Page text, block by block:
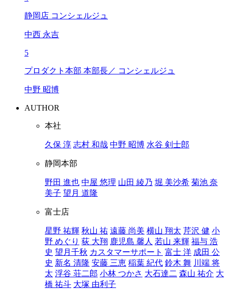
静岡店 コンシェルジュ
中西 永吉
5
プロダクト本部 本部長／ コンシェルジュ
中野 昭博
AUTHOR
本社
久保 淳 志村 和哉 中野 昭博 水谷 剣士郎
静岡本部
野田 進也 中屋 悠理 山田 綾乃 堀 美沙希 菊池 奈
美子 望月 道隆
富士店
星野 祐輝 秋山 祐 遠藤 尚美 横山 翔太 芹沢 健 小
野 めぐり 荻 大翔 鹿児島 馨人 若山 来輝 福与 浩
史 望月千秋 カスタマーサポート 富士 洋 成田 公
史 新名 清隆 安藤 三恵 稲葉 紀代 鈴木 舞 川端 将
太 浮谷 荘二郎 小林 つかさ 大石達二 森山 祐介 大
橋 祐斗 大塚 由利子